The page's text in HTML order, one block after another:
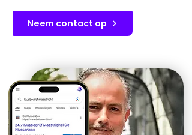
Neem contact op